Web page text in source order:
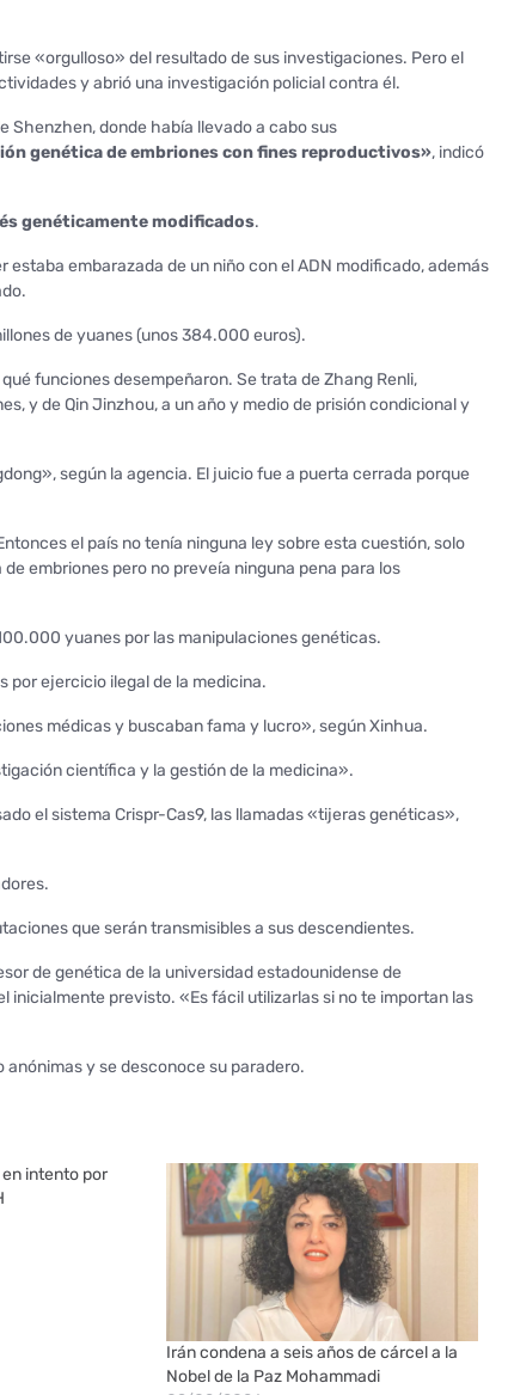
«orgulloso» del resultado de sus investigaciones. Pero el
y abrió una investigación policial contra él.
Shenzhen, donde había llevado a cabo sus
genética de embriones con fines reproductivos», indicó
genéticamente modificados.
embarazada de un niño con el ADN modificado, además
de yuanes (unos 384.000 euros).
funciones desempeñaron. Se trata de Zhang Renli,
y de Qin Jinzhou, a un año y medio de prisión condicional y
según la agencia. El juicio fue a puerta cerrada porque
el país no tenía ninguna ley sobre esta cuestión, solo
embriones pero no preveía ninguna pena para los
yuanes por las manipulaciones genéticas.
por ejercicio ilegal de la medicina.
médicas y buscaban fama y lucro», según Xinhua.
científica y la gestión de la medicina».
el sistema Crispr-Cas9, las llamadas «tijeras genéticas»,
que serán transmisibles a sus descendientes.
de genética de la universidad estadounidense de
previsto. «Es fácil utilizarlas si no te importan las
anónimas y se desconoce su paradero.
intento por
Irán condena a seis años de cárcel a la
Nobel de la Paz Mohammadi